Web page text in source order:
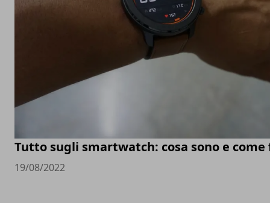
Tutto sugli smartwatch: cosa sono e
19/08/2022